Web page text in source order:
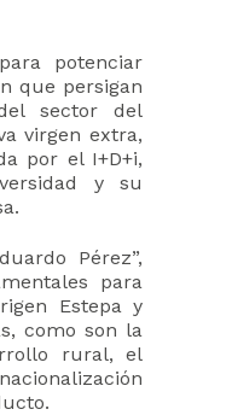
potenciar
que persigan
sector del
virgen extra,
por el I+D+i,
y su
Pérez”,
para
Estepa y
como son la
rural, el